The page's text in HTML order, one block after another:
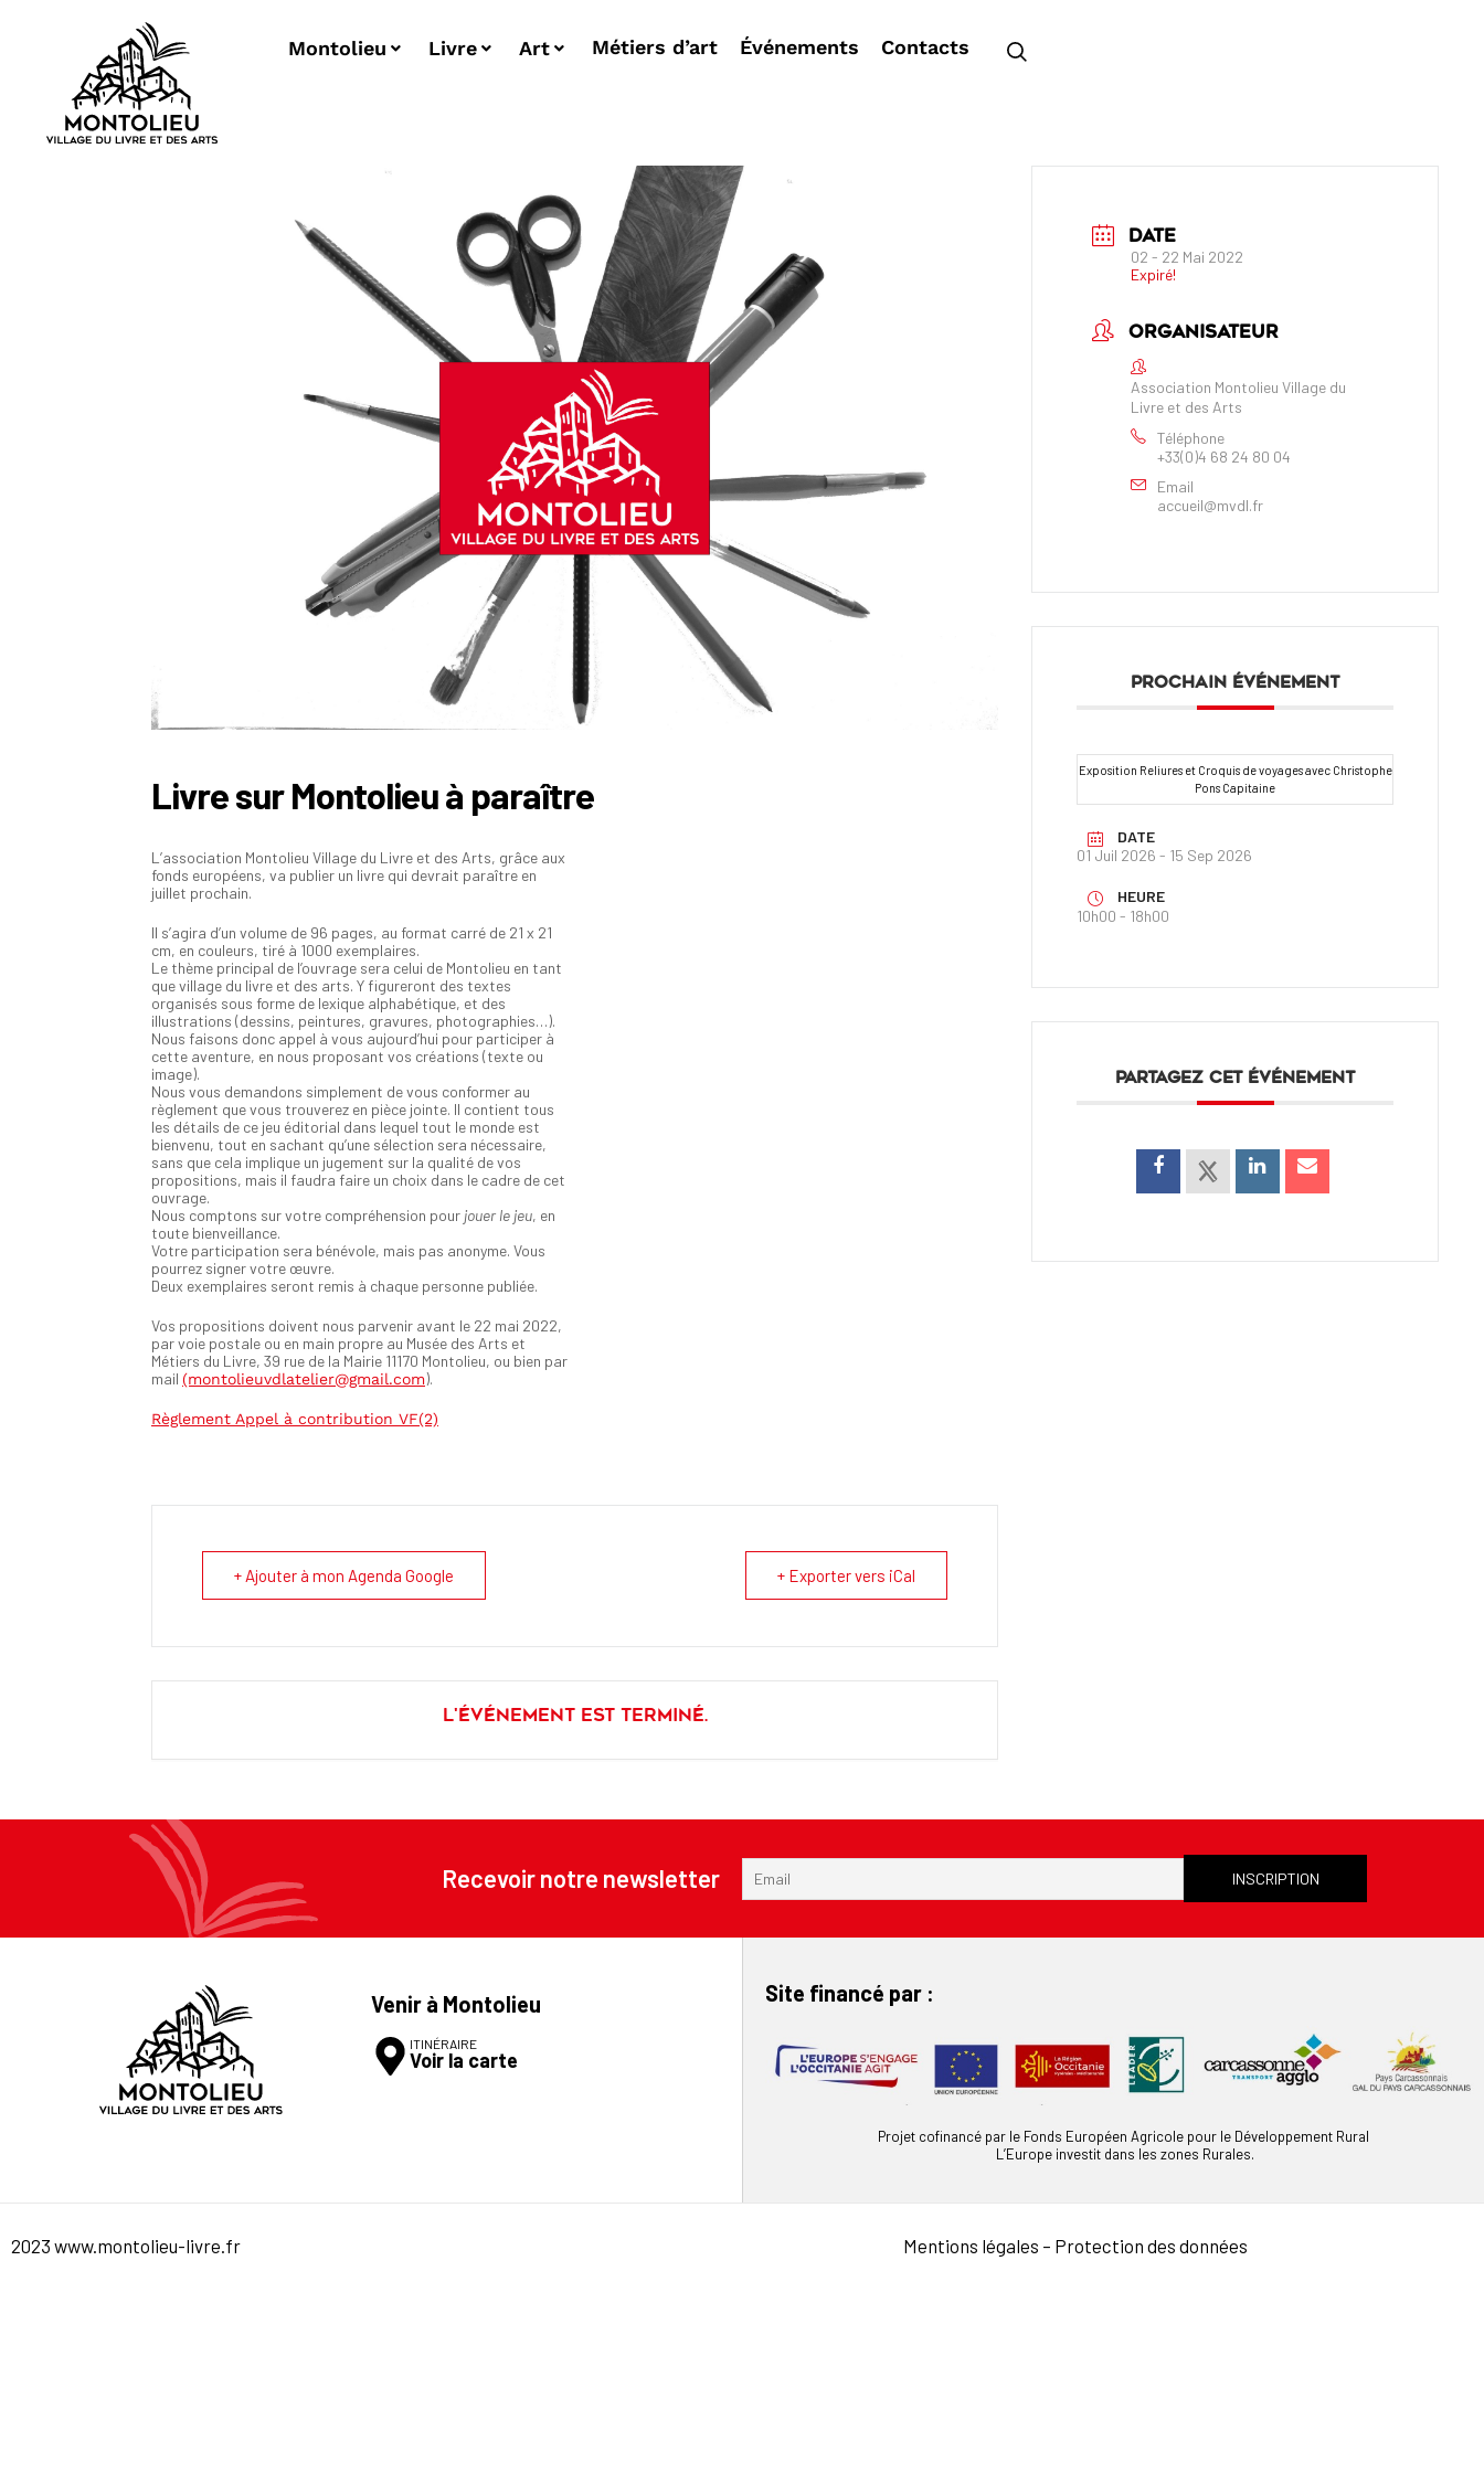
Montolieu Livre Art Métiers d’art Événements Contacts
Livre sur Montolieu à paraître
L’association Montolieu Village du Livre et des Arts, grâce aux
fonds européens, va publier un livre qui devrait paraître en
juillet prochain.
Il s’agira d’un volume de 96 pages, au format carré de 21 x 21
cm, en couleurs, tiré à 1000 exemplaires.
Le thème principal de l’ouvrage sera celui de Montolieu en tant
que village du livre et des arts. Y figureront des textes
organisés sous forme de lexique alphabétique, et des
illustrations (dessins, peintures, gravures, photographies…).
Nous faisons donc appel à vous aujourd’hui pour participer à
cette aventure, en nous proposant vos créations (texte ou
image).
Nous vous demandons simplement de vous conformer au
règlement que vous trouverez en pièce jointe. Il contient tous
les détails de ce jeu éditorial dans lequel tout le monde est
bienvenu, tout en sachant qu’une sélection sera nécessaire,
sans que cela implique un jugement sur la qualité de vos
propositions, mais il faudra faire un choix dans le cadre de cet
ouvrage.
Nous comptons sur votre compréhension pour jouer le jeu, en
toute bienveillance.
Votre participation sera bénévole, mais pas anonyme. Vous
pourrez signer votre œuvre.
Deux exemplaires seront remis à chaque personne publiée.
Vos propositions doivent nous parvenir avant le 22 mai 2022,
par voie postale ou en main propre au Musée des Arts et
Métiers du Livre, 39 rue de la Mairie 11170 Montolieu, ou bien par
mail (montolieuvdlatelier@gmail.com).
Règlement Appel à contribution VF(2)
+ Ajouter à mon Agenda Google + Exporter vers iCal
L'événement est terminé.
DATE
02 - 22 Mai 2022
Expiré!
ORGANISATEUR
Association Montolieu Village du
Livre et des Arts
Téléphone
+33(0)4 68 24 80 04
Email
accueil@mvdl.fr
PROCHAIN ÉVÉNEMENT
Exposition Reliures et Croquis de voyages avec Christophe
Pons Capitaine
DATE
01 Juil 2026 - 15 Sep 2026
HEURE
10h00 - 18h00
PARTAGEZ CET ÉVÉNEMENT
Recevoir notre newsletter
Venir à Montolieu
ITINÉRAIRE
Voir la carte
Site financé par :
Projet cofinancé par le Fonds Européen Agricole pour le Développement Rural
L’Europe investit dans les zones Rurales.
2023 www.montolieu-livre.fr Mentions légales – Protection des données